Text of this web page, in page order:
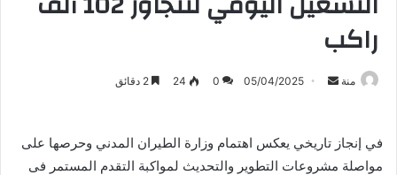
راكب
منة
أرسل 05/04/2025
0
24
في إنجاز تاريخي يعكس اهتمام وزارة الطيران المدني وحرصها على
مواصلة مشروعات التطوير والتحديث لمواكبة التقدم المستمر فى